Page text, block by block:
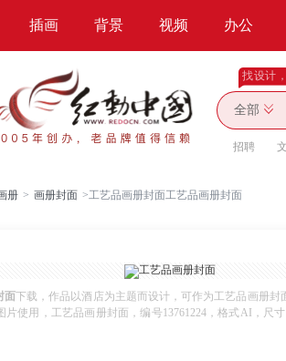
插画 背景 视频 办公
找设计
全部
招聘
册 > 画册封面 >工艺品画册封面工艺品画册封面
面下载，作品以酒店为主题而设计，可作为工艺品画册
使用，工艺品画册封面，编号13761224，格式AI，尺